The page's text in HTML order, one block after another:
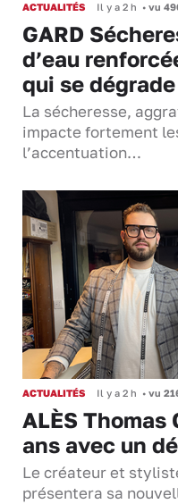
ACTUALITÉS Il y a 2 h • vu
GARD
d’eau
qui se dégrade
La sécheresse,
impacte fortement
l’accentuation…
ACTUALITÉS Il y a 2 h • vu
ALÈS Thomas
ans avec un
Le créateur et
présentera sa